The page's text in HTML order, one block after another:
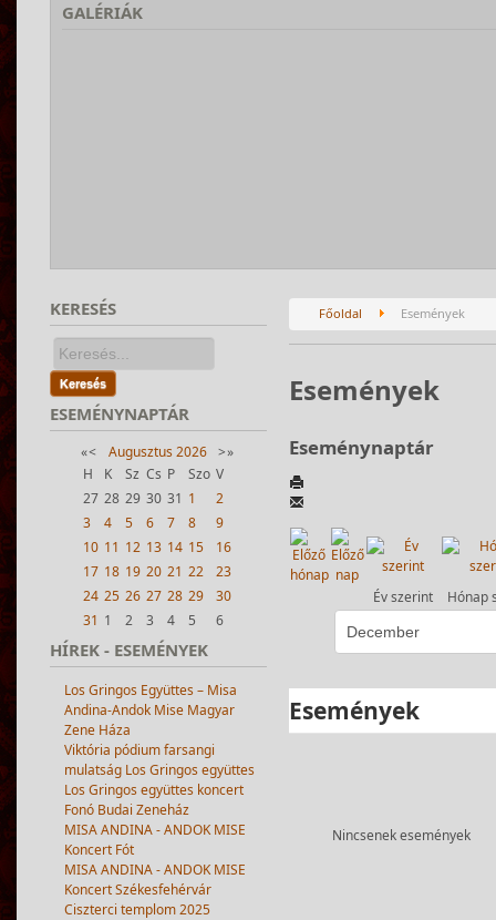
GALÉRIÁK
Főoldal Események
Események
Eseménynaptár
Év szerint Hónap
Események
Nincsenek események
KERESÉS
Keresés
ESEMÉNYNAPTÁR
«< Augusztus 2026 >»
H
K Sz Cs P Szo V
27 28 29 30 31 1
2
3
4 5 6 7 8
9
10 11 12 13 14 15
16
17 18 19 20 21 22
23
24 25 26 27 28 29
30
31 1 2 3 4 5 6
HÍREK - ESEMÉNYEK
Los Gringos Együttes – Misa
Andina-Andok Mise Magyar
Zene Háza
Viktória pódium farsangi
mulatság Los Gringos együttes
Los Gringos együttes koncert
Fonó Budai Zeneház
MISA ANDINA - ANDOK MISE
Koncert Fót
MISA ANDINA - ANDOK MISE
Koncert Székesfehérvár
Ciszterci templom 2025